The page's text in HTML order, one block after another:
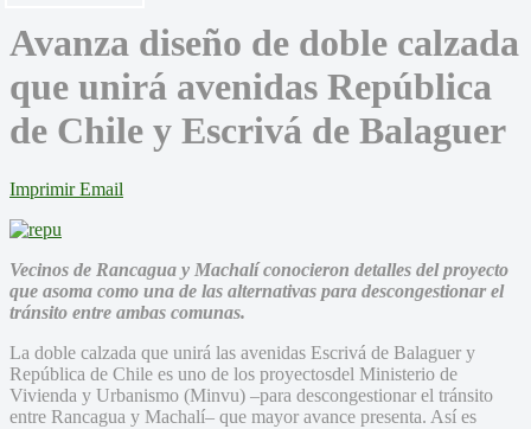
Avanza diseño de doble calzada
que unirá avenidas República
de Chile y Escrivá de Balaguer
Imprimir Email
Vecinos de Rancagua y Machalí conocieron detalles del proyecto
que asoma como una de las alternativas para descongestionar el
tránsito entre ambas comunas.
La doble calzada que unirá las avenidas Escrivá de Balaguer y
República de Chile es uno de los proyectosdel Ministerio de
Vivienda y Urbanismo (Minvu) –para descongestionar el tránsito
entre Rancagua y Machalí– que mayor avance presenta. Así es